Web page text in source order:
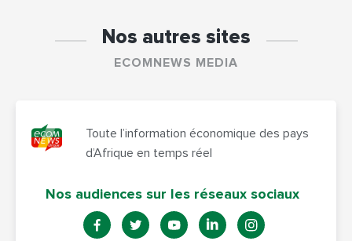
Nos autres sites
ECOMNEWS MEDIA
Toute l’information économique des pays
d’Afrique en temps réel
Nos audiences sur les réseaux sociaux